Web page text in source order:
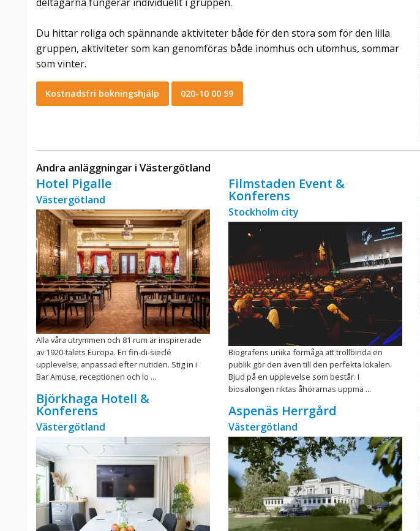
Du hittar roliga och spännande aktiviteter både för den stora som för den lilla
gruppen, aktiviteter som kan genomföras både inomhus och utomhus, sommar
som vinter.
Kostnadsfri bokningshjälp 020-10 00 59
Andra anläggningar i Västergötland
Hotel Pigalle
Västergötland
Alla våra utrymmen och 81 rum är inspirerade
av 1920-talets Europa. En fin-di-sieclé
upplevelse, anpassad efter nutiden. Stig in i
Bar Amuse, receptionen och lo ...
Björkhaga Hotell &
Konferens
Västergötland
Filmstaden Event &
Konferens
Stockholm city
Biografens unika förmåga att trollbinda en
publik gör den även till den perfekta lokalen.
Bjud på en upplevelse som består. I
biosalongen riktas åhörarnas uppmä ...
Aspenäs Herrgård
Västergötland